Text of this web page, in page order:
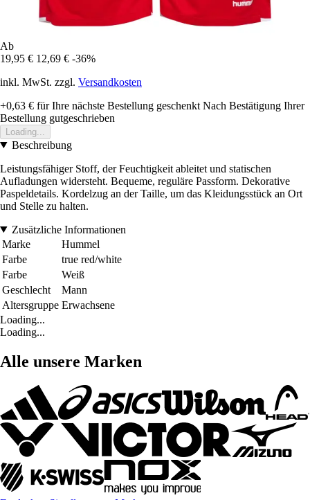
Ab
19,95 € 12,69 € -36%
inkl. MwSt. zzgl. Versandkosten
+0,63 € für Ihre nächste Bestellung geschenkt Nach Bestätigung Ihrer
Bestellung gutgeschrieben
Loading...
Beschreibung
Leistungsfähiger Stoff, der Feuchtigkeit ableitet und statischen
Aufladungen widersteht. Bequeme, reguläre Passform. Dekorative
Paspeldetails. Kordelzug an der Taille, um das Kleidungsstück an Ort
und Stelle zu halten.
Zusätzliche Informationen
Marke
Hummel
Farbe
true red/white
Farbe
Weiß
Geschlecht
Mann
Altersgruppe Erwachsene
Loading...
Loading...
Alle unsere Marken